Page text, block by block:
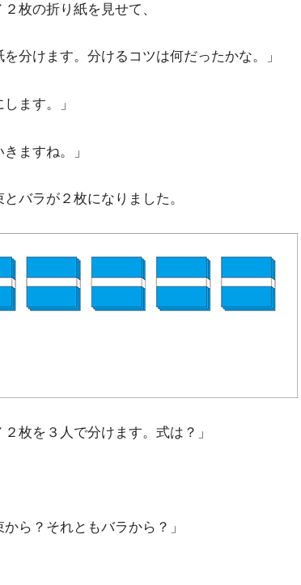
枚の折り紙を見せて、
を分けます。分けるコツは何だったかな。」
ます。」
ますね。」
バラが２枚になりました。
枚を３人で分けます。式は？」
ら？それともバラから？」